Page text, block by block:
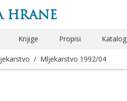
HRANE
Knjige Propisi Katalog
/ Mljekarstvo 1992/04